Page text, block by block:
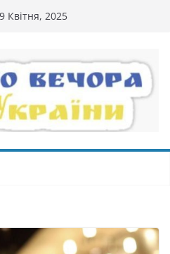
Квітня, 2025